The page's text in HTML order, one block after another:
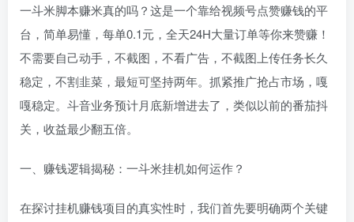
一斗米脚本赚米真的吗？这是一个靠给视频号点赞赚钱的平
台，简单易懂，每单0.1元，全天24H大量订单等你来赞赚！
不需要自己动手，不截图，不看广告，不截图上传任务长久
稳定，不割韭菜，最短可坚持两年。抓紧推广抢占市场，嘎
嘎稳定。斗音业务预计月底新增进去了，类似以前的番茄抖
关，收益最少翻五倍。
一、赚钱逻辑揭秘：一斗米挂机如何运作？
在探讨挂机赚钱项目的真实性时，我们首先要明确两个关键